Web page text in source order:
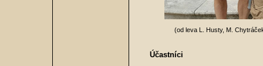
(od leva L. Husty, M.
Účastníci